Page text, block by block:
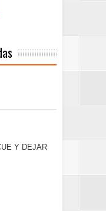
Y DEJAR